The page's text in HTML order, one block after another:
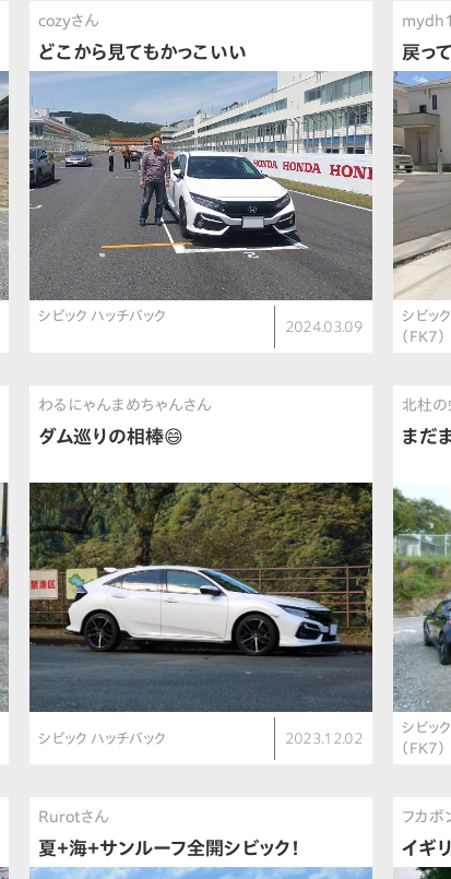
cozyさん
どこから見てもかっこいい
シビック ハッチバック
2024.03.09
戻っ
シビッ
（FK7）
わるにゃんまめちゃんさん
ダム巡りの相棒😄
シビック ハッチバック 2023.12.02
北杜の
まだ
シビッ
（FK7）
Rurotさん
夏＋海＋サンルーフ全開シビック！
フカボ
イギ